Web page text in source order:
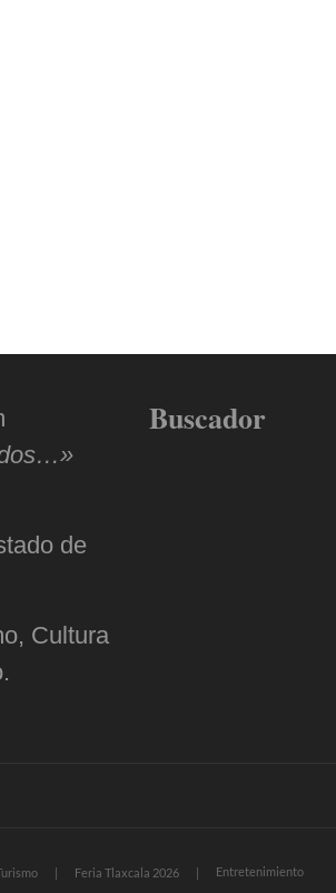
de
Cultura
Buscador
Feria Tlaxcala 2026 Entretenimiento